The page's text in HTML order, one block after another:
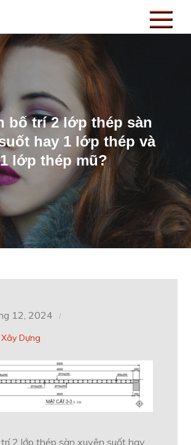
Dựng Thanh
Kế Xây Dựng Thanh Chương
bố trí 2 lớp thép sàn
hay 1 lớp thép và
1 lớp thép mũ?
12, 2024
Xây Dựng
2 lớp thép sàn xuyên suốt hay